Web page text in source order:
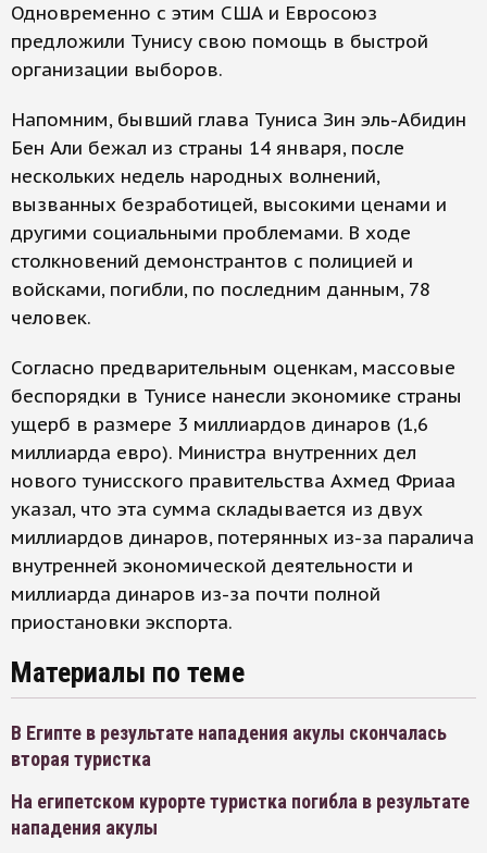
Одновременно с этим США и Евросоюз
предложили Тунису свою помощь в быстрой
организации выборов.
Напомним, бывший глава Туниса Зин эль-Абидин
Бен Али бежал из страны 14 января, после
нескольких недель народных волнений,
вызванных безработицей, высокими ценами и
другими социальными проблемами. В ходе
столкновений демонстрантов с полицией и
войсками, погибли, по последним данным, 78
человек.
Согласно предварительным оценкам, массовые
беспорядки в Тунисе нанесли экономике страны
ущерб в размере 3 миллиардов динаров (1,6
миллиарда евро). Министра внутренних дел
нового тунисского правительства Ахмед Фриаа
указал, что эта сумма складывается из двух
миллиардов динаров, потерянных из-за паралича
внутренней экономической деятельности и
миллиарда динаров из-за почти полной
приостановки экспорта.
Материалы по теме
В Египте в результате нападения акулы скончалась
вторая туристка
На египетском курорте туристка погибла в результате
нападения акулы